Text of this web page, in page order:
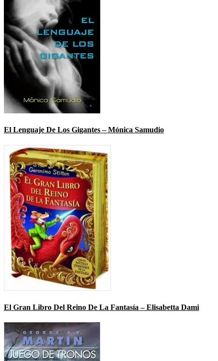
El Lenguaje De Los Gigantes – Mónica Samudio
El Gran Libro Del Reino De La Fantasía – Elisabetta Dami